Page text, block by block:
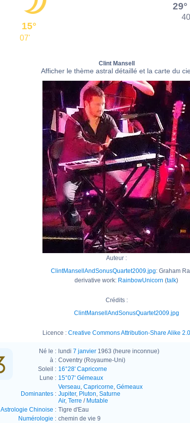
15°
07'
29°
Clint Mansell
Afficher le thème astral détaillé et la carte du
Auteur :
ClintMansellAndSonusQuartet2009.jpg: Graham
derivative work: RainbowUnicorn (talk)
Crédits :
ClintMansellAndSonusQuartet2009.jpg
Licence : Creative Commons Attribution-Share Alike 2.0
Né le : lundi 7 janvier 1963 (heure inconnue)
à : Coventry (Royaume-Uni)
Soleil : 16°28' Capricorne
Lune : 15°07' Gémeaux
Dominantes :
Verseau, Capricorne, Gémeaux
Jupiter, Pluton, Saturne
Air, Terre / Mutable
Astrologie Chinoise : Tigre d'Eau
Numérologie : chemin de vie 9